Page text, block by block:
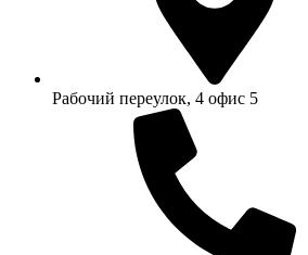
Рабочий переулок, 4 офис 5